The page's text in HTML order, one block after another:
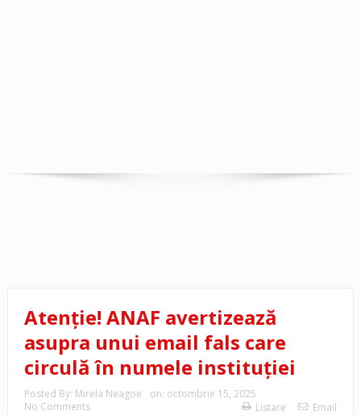
Atenție! ANAF avertizează
asupra unui email fals care
circulă în numele instituției
Posted By: Mirela Neagoe on: octombrie 15, 2025
No Comments
Listare Email